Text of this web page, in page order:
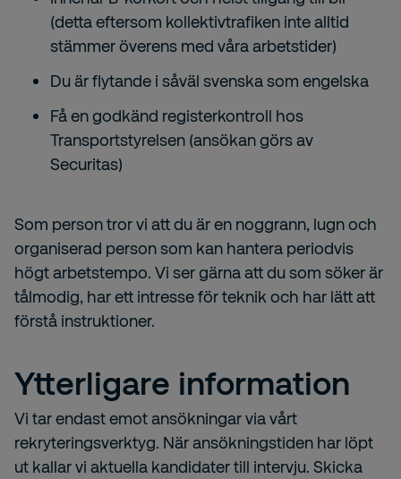
(detta eftersom kollektivtrafiken inte alltid
stämmer överens med våra arbetstider)
Du är flytande i såväl svenska som engelska
Få en godkänd registerkontroll hos
Transportstyrelsen (ansökan görs av
Securitas)
Som person tror vi att du är en noggrann, lugn och
organiserad person som kan hantera periodvis
högt arbetstempo. Vi ser gärna att du som söker är
tålmodig, har ett intresse för teknik och har lätt att
förstå instruktioner.
Ytterligare information
Vi tar endast emot ansökningar via vårt
rekryteringsverktyg. När ansökningstiden har löpt
ut kallar vi aktuella kandidater till intervju. Skicka